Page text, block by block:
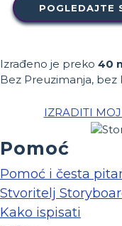
POGLEDAJTE
Izrađeno je preko 40
Bez Preuzimanja, bez
IZRADITI
Pomoć
Pomoć i česta
Stvoritelj
Kako ispisati